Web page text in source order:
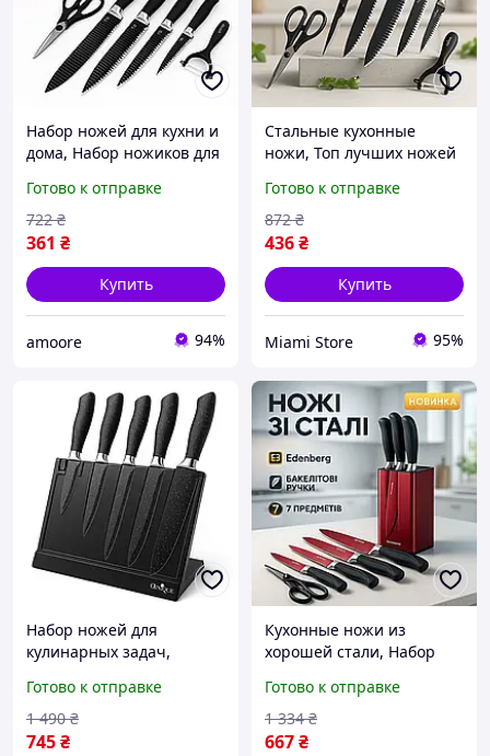
Набор ножей для кухни и
дома, Набор ножиков для
дизайном RG-72
Готово к отправке
361 ₴
722 ₴
Купить
amoore 94%
Стальные кухонные
ножи, Топ лучших ножей
для гурманов и
кулинаров SA-27
Готово к отправке
436₴
872 ₴
Купить
Miami Store 95%
Набор ножей для
кулинарных задач,
для бытового
использования EQ-36
Готово к отправке
745₴
1 490 ₴
Кухонные ножи из
хорошей стали, Набор
поваров, Стальные
кухонные ножи WT-60
Готово к отправке
667₴
1 334 ₴